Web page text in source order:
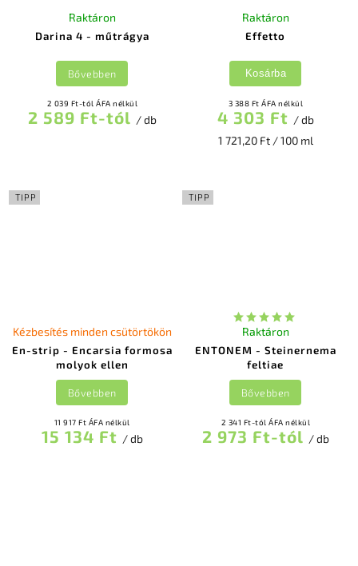
Darina 4 - műtrágya
Raktáron
2 039 Ft-tól ÁFA nélkül
2 589 Ft-tól / db
Bővebben
Effetto
Raktáron
3 388 Ft ÁFA nélkül
4 303 Ft / db
1 721,20 Ft / 100 ml
Kosárba
TIPP
En-strip - Encarsia formosa
molyok ellen
Kézbesítés minden csütörtökön
11 917 Ft ÁFA nélkül
15 134 Ft / db
Bővebben
TIPP
ENTONEM - Steinernema
feltiae
Raktáron
2 341 Ft-tól ÁFA nélkül
2 973 Ft-tól / db
Bővebben